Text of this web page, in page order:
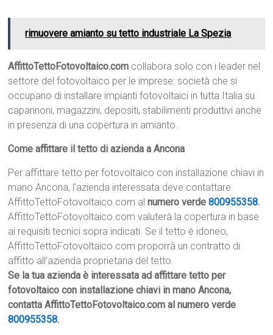
rimuovere amianto su tetto industriale La Spezia
AffittoTettoFotovoltaico.com collabora solo con i leader nel
settore del fotovoltaico per le imprese: società che si
occupano di installare impianti fotovoltaici in tutta Italia su
capannoni, magazzini, depositi, stabilimenti produttivi anche
in presenza di una copertura in amianto.
Come affittare il tetto di azienda a Ancona
Per affittare tetto per fotovoltaico con installazione chiavi in
mano Ancona, l’azienda interessata deve contattare
AffittoTettoFotovoltaico.com alnumero verde800955358.
AffittoTettoFotovoltaico.com valuterà la copertura in base
ai requisiti tecnici sopra indicati. Se il tetto è idoneo,
AffittoTettoFotovoltaico.com proporrà un contratto di
affitto all’azienda proprietaria del tetto.
Se la tua azienda è interessata ad affittare tetto per
fotovoltaico con installazione chiavi in mano Ancona,
contatta AffittoTettoFotovoltaico.com al numero verde
800955358.